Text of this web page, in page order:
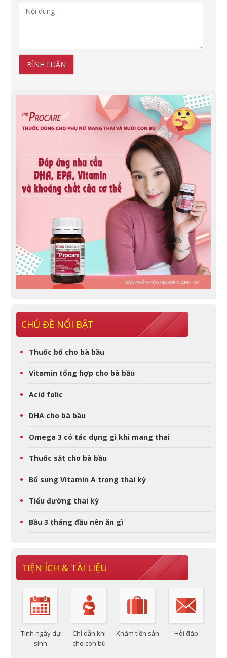
CHỦ ĐỀ NỔI BẬT
Thuốc bổ cho bà bầu
Vitamin tổng hợp cho bà bầu
Acid folic
DHA cho bà bầu
Omega 3 có tác dụng gì khi mang thai
Thuốc sắt cho bà bầu
Bổ sung Vitamin A trong thai kỳ
Tiểu đường thai kỳ
Bầu 3 tháng đầu nên ăn gì
TIỆN ÍCH & TÀI LIỆU
Tính ngày dự
sinh
Chỉ dẫn khi
cho con bú
Khám tiền sản Hỏi đáp